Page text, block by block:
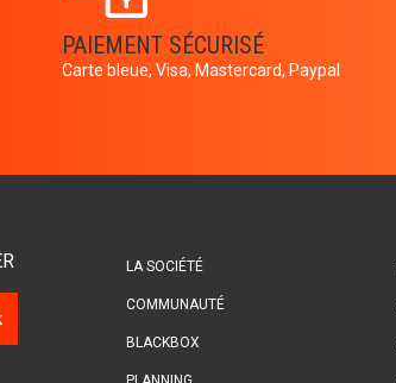
PAIEMENT SÉCURISÉ
Carte bleue, Visa, Mastercard, Paypal
LA SOCIÉTÉ
COMMUNAUTÉ
BLACKBOX